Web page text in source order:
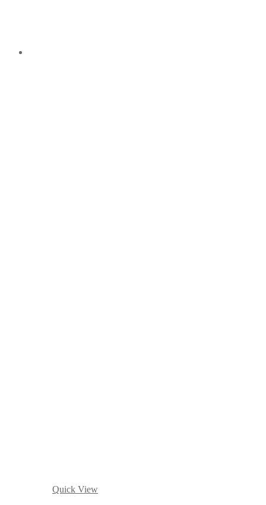
Quick View